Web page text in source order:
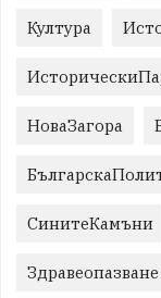
Култура
НоваЗагора
СинитеКамъни
Здравеопазване